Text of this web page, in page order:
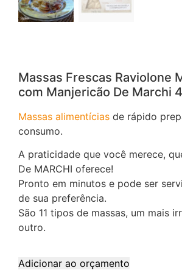
Massas Frescas Raviolone
com Manjericão De Marchi
Massas alimentícias de rápido
consumo.
A praticidade que você merece,
De MARCHI oferece!
Pronto em minutos e pode ser
de sua preferência.
São 11 tipos de massas, um mais
outro.
Adicionar ao orçamento